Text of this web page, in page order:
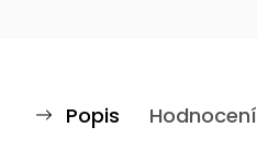
Popis Hodnocení